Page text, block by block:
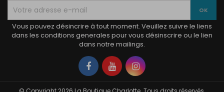
Vous pouvez désincrire à tout moment. Veuillez suivre le liens
dans les conditions generales pour vous désinscrire ou le lien
dans notre mailings.
Facebook
YouTubeInstagram